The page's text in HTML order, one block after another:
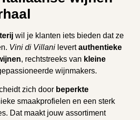
wil je klanten iets bieden dat ze
Vini di Villani levertauthentieke
, rechtstreeks van kleine
wijnmakers.
zich door beperkte
smaakprofielen en een sterk
Dat maakt jouw assortiment